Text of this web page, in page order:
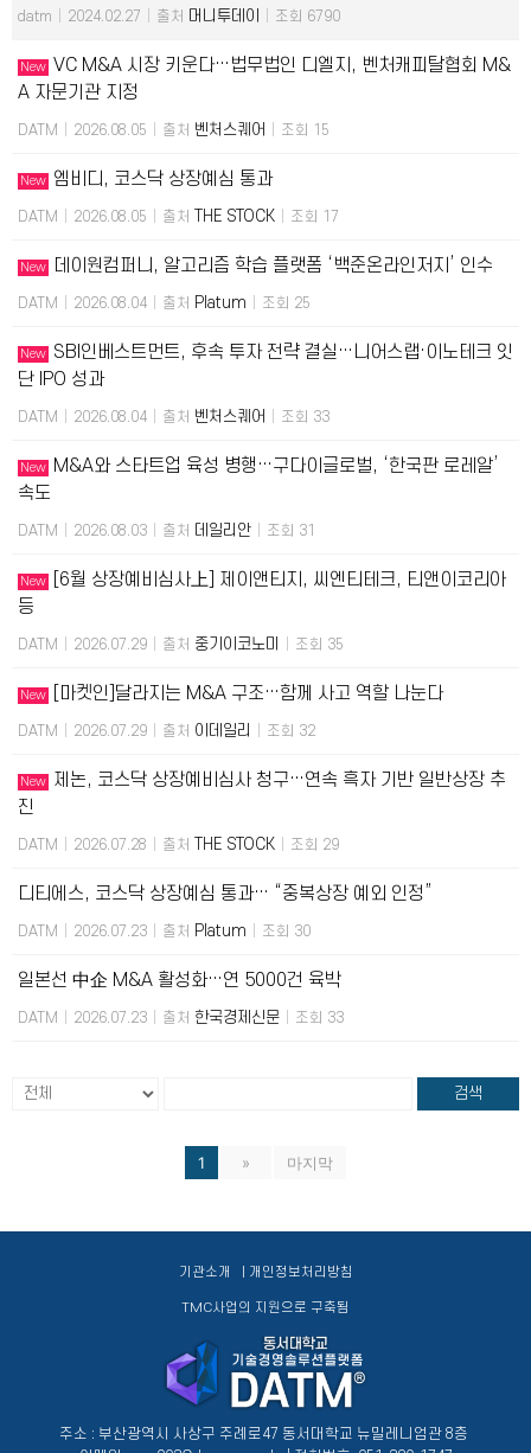
datm 2024.02.27 출처 머니투데이 조회 6790
New VC M&A 시장 키운다…법무법인 디엘지, 벤처캐피탈협회 M&
A 자문기관 지정
DATM 2026.08.05 출처 벤처스퀘어 조회 15
New 엠비디, 코스닥 상장예심 통과
DATM 2026.08.05 출처 THE STOCK 조회 17
New 데이원컴퍼니, 알고리즘 학습 플랫폼 ‘백준온라인저지’ 인수
DATM 2026.08.04 출처 Platum 조회 25
New SBI인베스트먼트, 후속 투자 전략 결실…니어스랩·이노테크 잇
단 IPO 성과
DATM 2026.08.04 출처 벤처스퀘어 조회 33
New
M&A와 스타트업 육성 병행…구다이글로벌, ‘한국판 로레알’
속도
DATM 2026.08.03 출처 데일리안 조회 31
New
[6월 상장예비심사上] 제이앤티지, 씨엔티테크, 티앤이코리아
등
DATM 2026.07.29 출처 중기이코노미 조회 35
New [마켓인]달라지는 M&A 구조…함께 사고 역할 나눈다
DATM 2026.07.29 출처 이데일리 조회 32
New 제논, 코스닥 상장예비심사 청구…연속 흑자 기반 일반상장 추
진
DATM 2026.07.28 출처 THE STOCK 조회 29
디티에스, 코스닥 상장예심 통과… “중복상장 예외 인정”
DATM 2026.07.23 출처 Platum 조회 30
일본선 中企 M&A 활성화…연 5000건 육박
DATM 2026.07.23 출처 한국경제신문 조회 33
검색
1 » 마지막
기관소개 | 개인정보처리방침
TMC사업의 지원으로 구축됨
주소 : 부산광역시 사상구 주례로47 동서대학교 뉴밀레니엄관 8층